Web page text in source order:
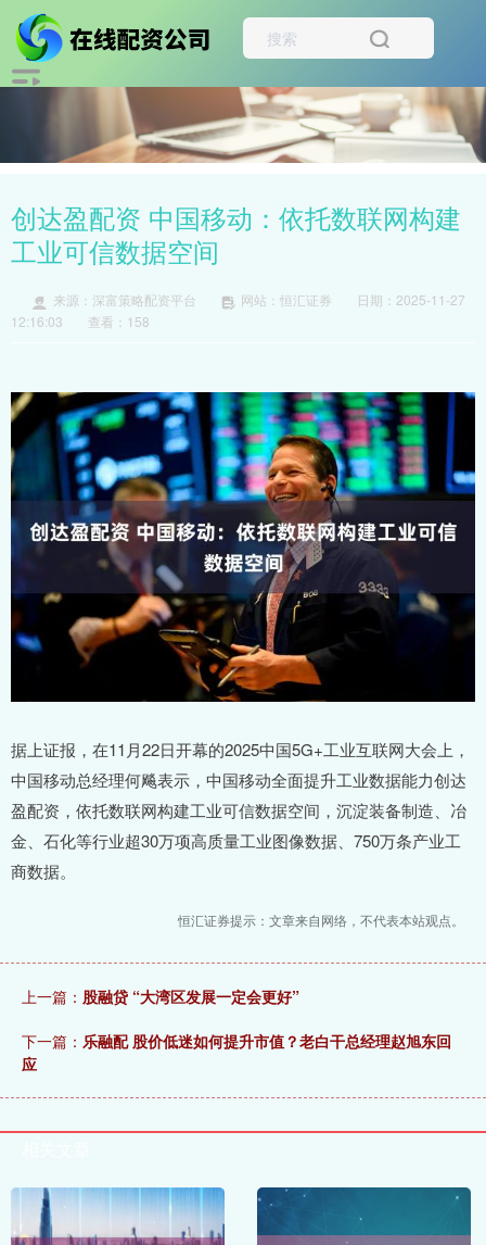
创达盈配资 中国移动：依托数联网构建
工业可信数据空间
来源：深富策略配资平台 网站：恒汇证券
日期：2025-11-27
12:16:03
查看：158
据上证报，在11月22日开幕的2025中国5G+工业互联网大会上，
中国移动总经理何飚表示，中国移动全面提升工业数据能力创达
盈配资，依托数联网构建工业可信数据空间，沉淀装备制造、冶
金、石化等行业超30万项高质量工业图像数据、750万条产业工
商数据。
恒汇证券提示：文章来自网络，不代表本站观点。
上一篇： 股融贷 “大湾区发展一定会更好”
下一篇： 乐融配 股价低迷如何提升市值？老白干总经理赵旭东回
应